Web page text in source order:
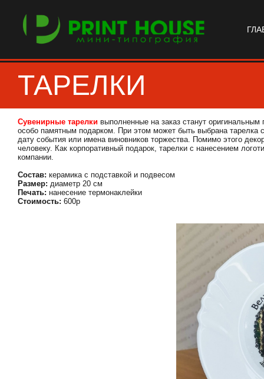
ТАРЕЛКИ
Сувенирные тарелки выполненные на заказ станут
особо памятным подарком. При этом может быть выбрана тарелка
дату события или имена виновников торжества. Помимо этого
человеку. Как корпоративный подарок, тарелки с нанесением
компании.
Состав: керамика с подставкой и подвесом
Размер: диаметр 20 см
Печать: нанесение термонаклейки
Стоимость: 600р